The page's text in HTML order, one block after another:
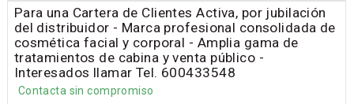
Para una Cartera de Clientes Activa, por jubilación
del distribuidor - Marca profesional consolidada de
cosmética facial y corporal - Amplia gama de
tratamientos de cabina y venta público -
Interesados llamar Tel. 600433548
Contacta sin compromiso